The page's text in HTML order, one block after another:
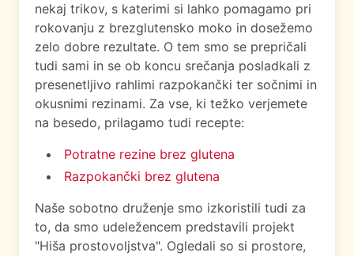
nekaj trikov, s katerimi si lahko pomagamo pri
rokovanju z brezglutensko moko in dosežemo
zelo dobre rezultate. O tem smo se prepričali
tudi sami in se ob koncu srečanja posladkali z
presenetljivo rahlimi razpokančki ter sočnimi in
okusnimi rezinami. Za vse, ki težko verjemete
na besedo, prilagamo tudi recepte:
Potratne rezine brez glutena
Razpokančki brez glutena
Naše sobotno druženje smo izkoristili tudi za
to, da smo udeležencem predstavili projekt
"Hiša prostovoljstva". Ogledali so si prostore,